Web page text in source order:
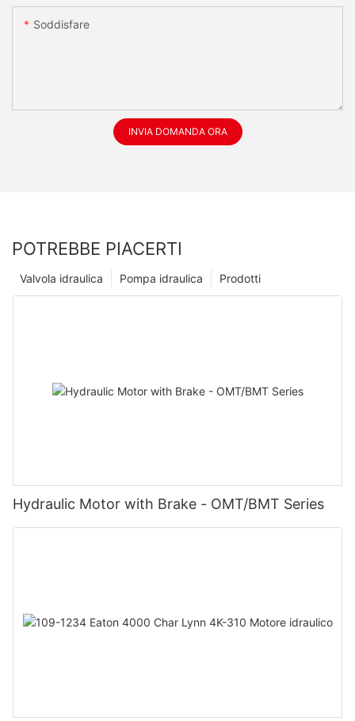
Soddisfare
INVIA DOMANDA ORA
POTREBBE PIACERTI
Prodotti
Pompa idraulica
Valvola idraulica
Hydraulic Motor with Brake - OMT/BMT Series